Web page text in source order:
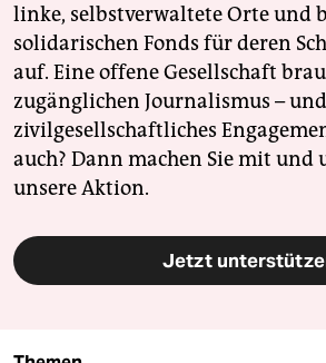
linke, selbstverwaltete Orte und
solidarischen Fonds für deren
auf. Eine offene Gesellschaft
zugänglichen Journalismus – und
zivilgesellschaftliches
auch? Dann machen Sie mit und
unsere Aktion.
Jetzt